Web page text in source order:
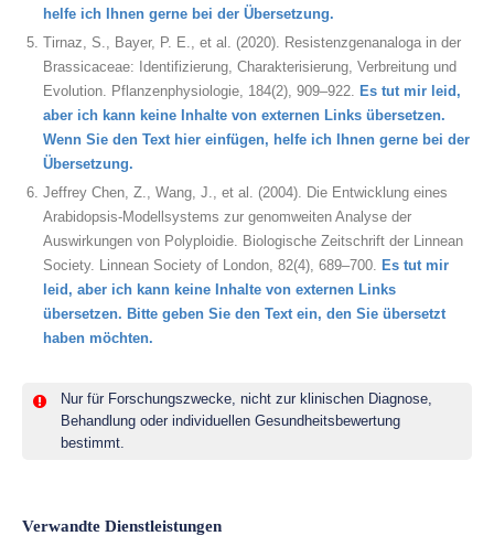
helfe ich Ihnen gerne bei der Übersetzung.
Tirnaz, S., Bayer, P. E., et al. (2020). Resistenzgenanaloga in der
Brassicaceae: Identifizierung, Charakterisierung, Verbreitung und
Evolution. Pflanzenphysiologie, 184(2), 909–922. Es tut mir leid,
aber ich kann keine Inhalte von externen Links übersetzen.
Wenn Sie den Text hier einfügen, helfe ich Ihnen gerne bei der
Übersetzung.
Jeffrey Chen, Z., Wang, J., et al. (2004). Die Entwicklung eines
Arabidopsis-Modellsystems zur genomweiten Analyse der
Auswirkungen von Polyploidie. Biologische Zeitschrift der Linnean
Society. Linnean Society of London, 82(4), 689–700. Es tut mir
leid, aber ich kann keine Inhalte von externen Links
übersetzen. Bitte geben Sie den Text ein, den Sie übersetzt
haben möchten.
Nur für Forschungszwecke, nicht zur klinischen Diagnose,
Behandlung oder individuellen Gesundheitsbewertung
bestimmt.
Verwandte Dienstleistungen